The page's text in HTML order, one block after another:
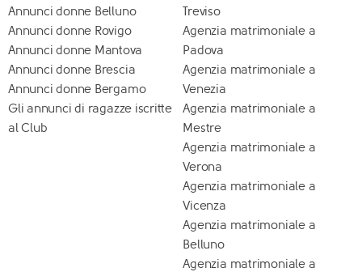
Annunci donne Belluno
Annunci donne Rovigo
Annunci donne Mantova
Annunci donne Brescia
Annunci donne Bergamo
Gli annunci di ragazze iscritte
al Club
Treviso
Agenzia matrimoniale a
Padova
Agenzia matrimoniale a
Venezia
Agenzia matrimoniale a
Mestre
Agenzia matrimoniale a
Verona
Agenzia matrimoniale a
Vicenza
Agenzia matrimoniale a
Belluno
Agenzia matrimoniale a